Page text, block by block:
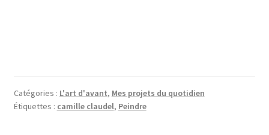
Catégories : L'art d'avant, Mes projets du quotidien
Étiquettes : camille claudel, Peindre